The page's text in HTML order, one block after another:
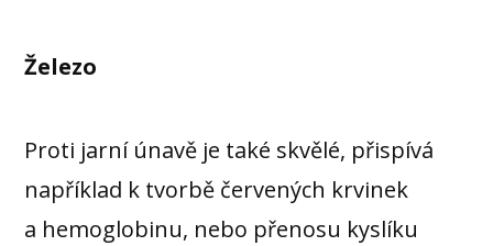
Železo
Proti jarní únavě je také skvělé, přispívá
například k tvorbě červených krvinek
a hemoglobinu, nebo přenosu kyslíku